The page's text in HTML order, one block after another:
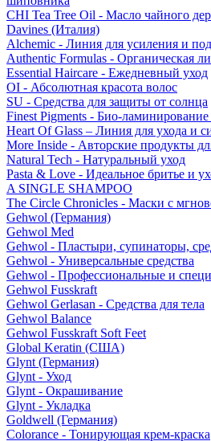
CHI Tea Tree Oil - Масло чайного
Davines (Италия)
Alchemic - Линия для усиления и
Authentic Formulas - Органическая
Essential Haircare - Eжедневный уход
OI - Абсолютная красота волос
SU - Средства для защиты от солнца
Finest Pigments - Био-ламинирование
Heart Of Glass – Линия для ухода и
More Inside - Авторские продукты
Natural Tech - Натуральный уход
Pasta & Love - Идеальное бритье и
A SINGLE SHAMPOO
The Circle Chronicles - Маски с
Gehwol (Германия)
Gehwol Med
Gehwol - Пластыри, супинаторы,
Gehwol - Универсальные средства
Gehwol - Профессиональные и
Gehwol Fusskraft
Gehwol Gerlasan - Средства для тела
Gehwol Balance
Gehwol Fusskraft Soft Feet
Global Keratin (США)
Glynt (Германия)
Glynt - Уход
Glynt - Окрашивание
Glynt - Укладка
Goldwell (Германия)
Colorance - Тонирующая крем-краска